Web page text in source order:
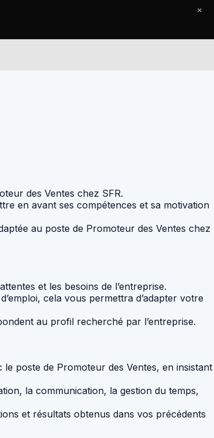
des Ventes chez SFR.
en avant ses compétences et sa motivation
au poste de Promoteur des Ventes chez
et les besoins de l’entreprise.
cela vous permettra d’adapter votre
au profil recherché par l’entreprise.
poste de Promoteur des Ventes, en insistant
la communication, la gestion du temps,
et résultats obtenus dans vos précédents
×